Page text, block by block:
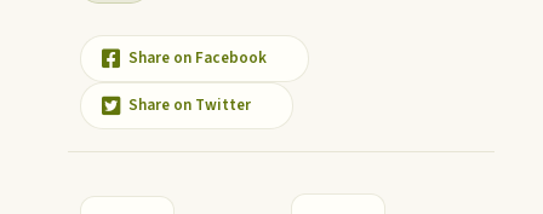
Share on Facebook
Share on Twitter